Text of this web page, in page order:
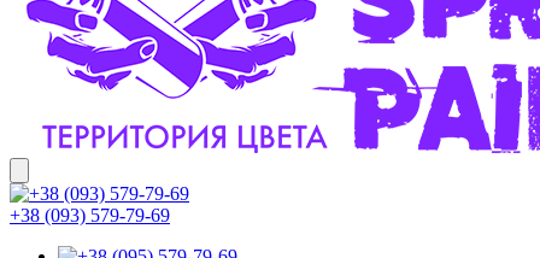
+38 (093) 579-79-69